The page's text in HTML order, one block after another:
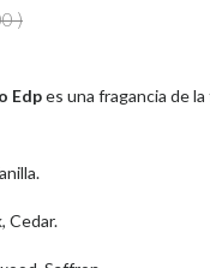
)
Edpes una fragancia de
Cedar.